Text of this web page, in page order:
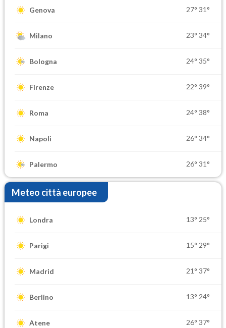
Genova 27° 31°
Milano 23° 34°
Bologna 24° 35°
Firenze 22° 39°
Roma 24° 38°
Napoli 26° 34°
Palermo 26° 31°
Meteo città europee
Londra 13° 25°
Parigi 15° 29°
Madrid 21° 37°
Berlino 13° 24°
Atene 26° 37°